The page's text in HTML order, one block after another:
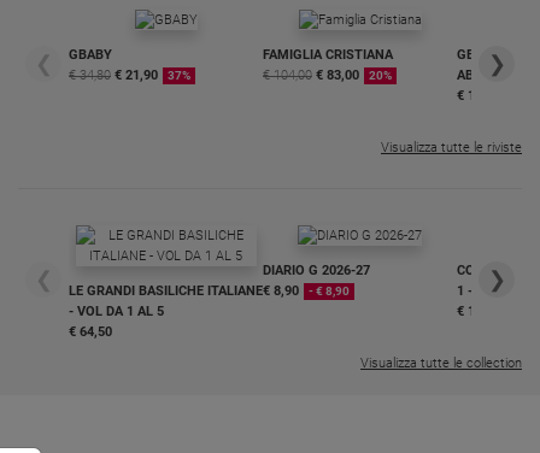
siamo
Registrati
Redazione
❮
GBABY
€ 34,80 € 21,90 37%
FAMIGLIA CRISTIANA
€ 104,00 € 83,00 20%
GBABY
€ 16,99
❯
Visualizza tutte le riviste
❮
LE GRANDI BASILICHE ITALIANE
- VOL DA 1 AL 5
€ 64,50
DIARIO G 2026-27
€ 8,90
- € 8,90
COLLANA
1 - 2
€ 18,50
❯
Visualizza tutte le collection